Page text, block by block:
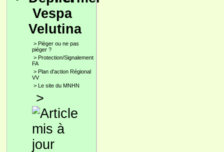
Vespa
Velutina
> Pièger ou ne pas
piéger ?
> Protection/Signalement
FA
> Plan d'action Régional
VV
> Le site du MNHN
>